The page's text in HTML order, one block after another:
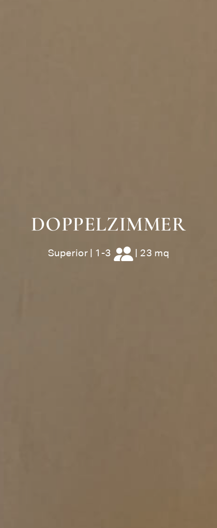
DOPPELZIMMER
Superior 1-3 23 mq